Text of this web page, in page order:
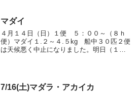
マダイ
４月１４日（日）１便 ５：００～（８ｈ
便）マダイ１.２～４.５kg 船中３０匹２便
は天候悪く中止になりました。明日（１５
7/16(土)マダラ・アカイカ